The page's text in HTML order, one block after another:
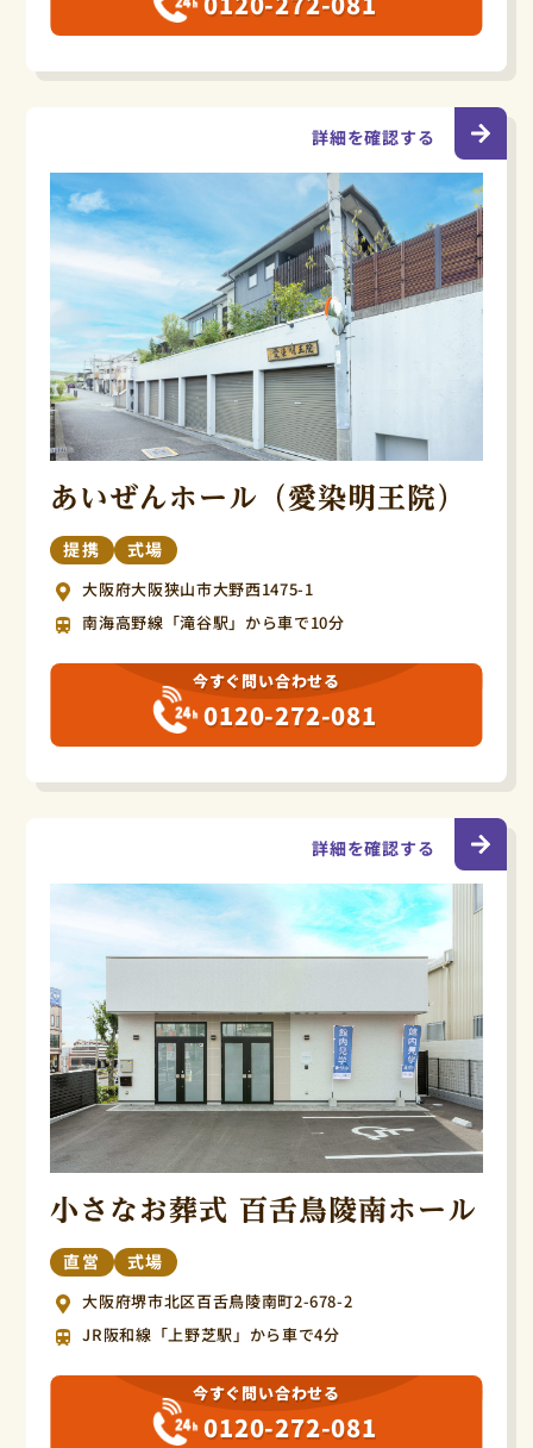
あいぜんホール（愛染明王院）
提携 式場
大阪府大阪狭山市大野西1475-1
南海高野線「滝谷駅」から車で10分
詳細を確認する
今すぐ問い合わせる
0120-272-081
小さなお葬式 百舌鳥陵南ホール
直営 式場
大阪府堺市北区百舌鳥陵南町2-678-2
JR阪和線「上野芝駅」から車で4分
詳細を確認する
今すぐ問い合わせる
0120-272-081